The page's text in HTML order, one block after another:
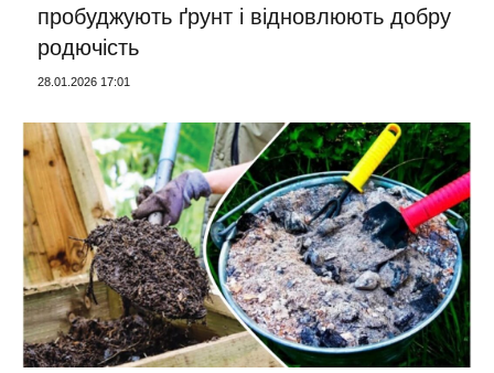
пробуджують ґрунт і відновлюють добру
родючість
28.01.2026 17:01